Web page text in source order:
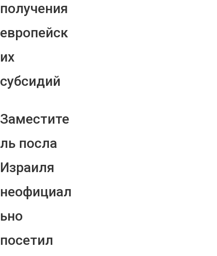
получения
европейск
их
субсидий
Заместите
ль посла
Израиля
неофициал
ьно
посетил